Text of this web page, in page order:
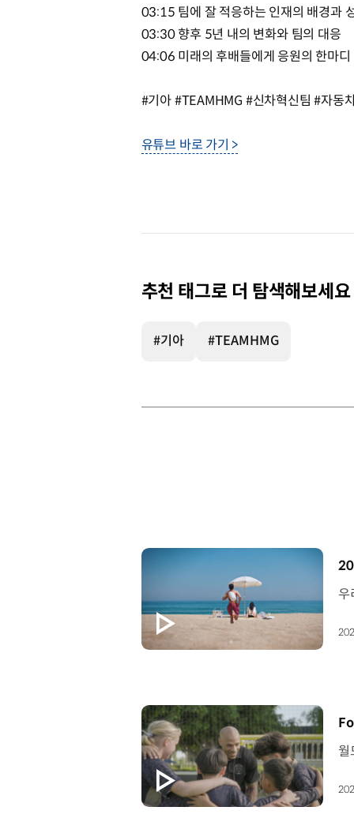
03:15 팀에 잘 적응하는 인재의 배경과
03:30 향후 5년 내의 변화와 팀의 대응
04:06 미래의 후배들에게 응원의 한마디
#기아 #TEAMHMG #신차혁신팀 #자동
유튜브 바로 가기 >
추천 태그로 더 탐색해보세요
#기아 #TEAMHMG
[
[